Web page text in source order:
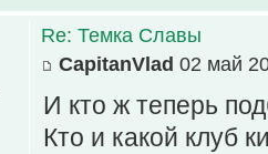
Re: Темка Славы
CapitanVlad 02 май
И кто ж теперь
Кто и какой клуб